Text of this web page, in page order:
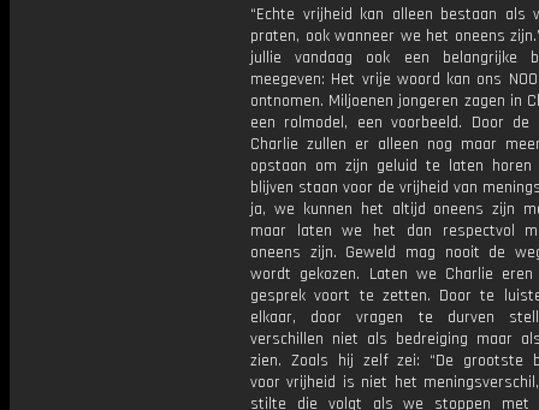
“Echte vrijheid kan alleen bestaan als
praten, ook wanneer we het oneens
jullie vandaag ook een belangrijke
meegeven: Het vrije woord kan ons
ontnomen. Miljoenen jongeren zagen in
een rolmodel, een voorbeeld. Door de
Charlie zullen er alleen nog maar
opstaan om zijn geluid te laten
blijven staan voor de vrijheid van
ja, we kunnen het altijd oneens zijn
maar laten we het dan respectvol
oneens zijn. Geweld mag nooit de
wordt gekozen. Laten we Charlie
gesprek voort te zetten. Door te
elkaar, door vragen te durven
verschillen niet als bedreiging maar
zien. Zoals hij zelf zei: “De grootste
voor vrijheid is niet het
stilte die volgt als we stoppen met